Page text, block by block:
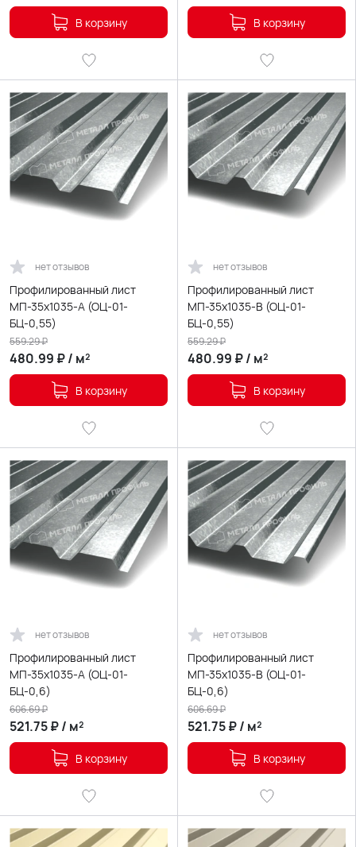
В корзину В корзину
нет отзывов
Профилированный лист
МП-35х1035-A (ОЦ-01-
БЦ-0,55)
480.99 ₽/ м²
559.29₽
В корзину
нет отзывов
Профилированный лист
МП-35х1035-B (ОЦ-01-
БЦ-0,55)
480.99 ₽/ м²
559.29₽
В корзину
нет отзывов
Профилированный лист
МП-35х1035-A (ОЦ-01-
БЦ-0,6)
521.75₽/ м²
606.69₽
В корзину
нет отзывов
Профилированный лист
МП-35х1035-B (ОЦ-01-
БЦ-0,6)
521.75₽/ м²
606.69₽
В корзину